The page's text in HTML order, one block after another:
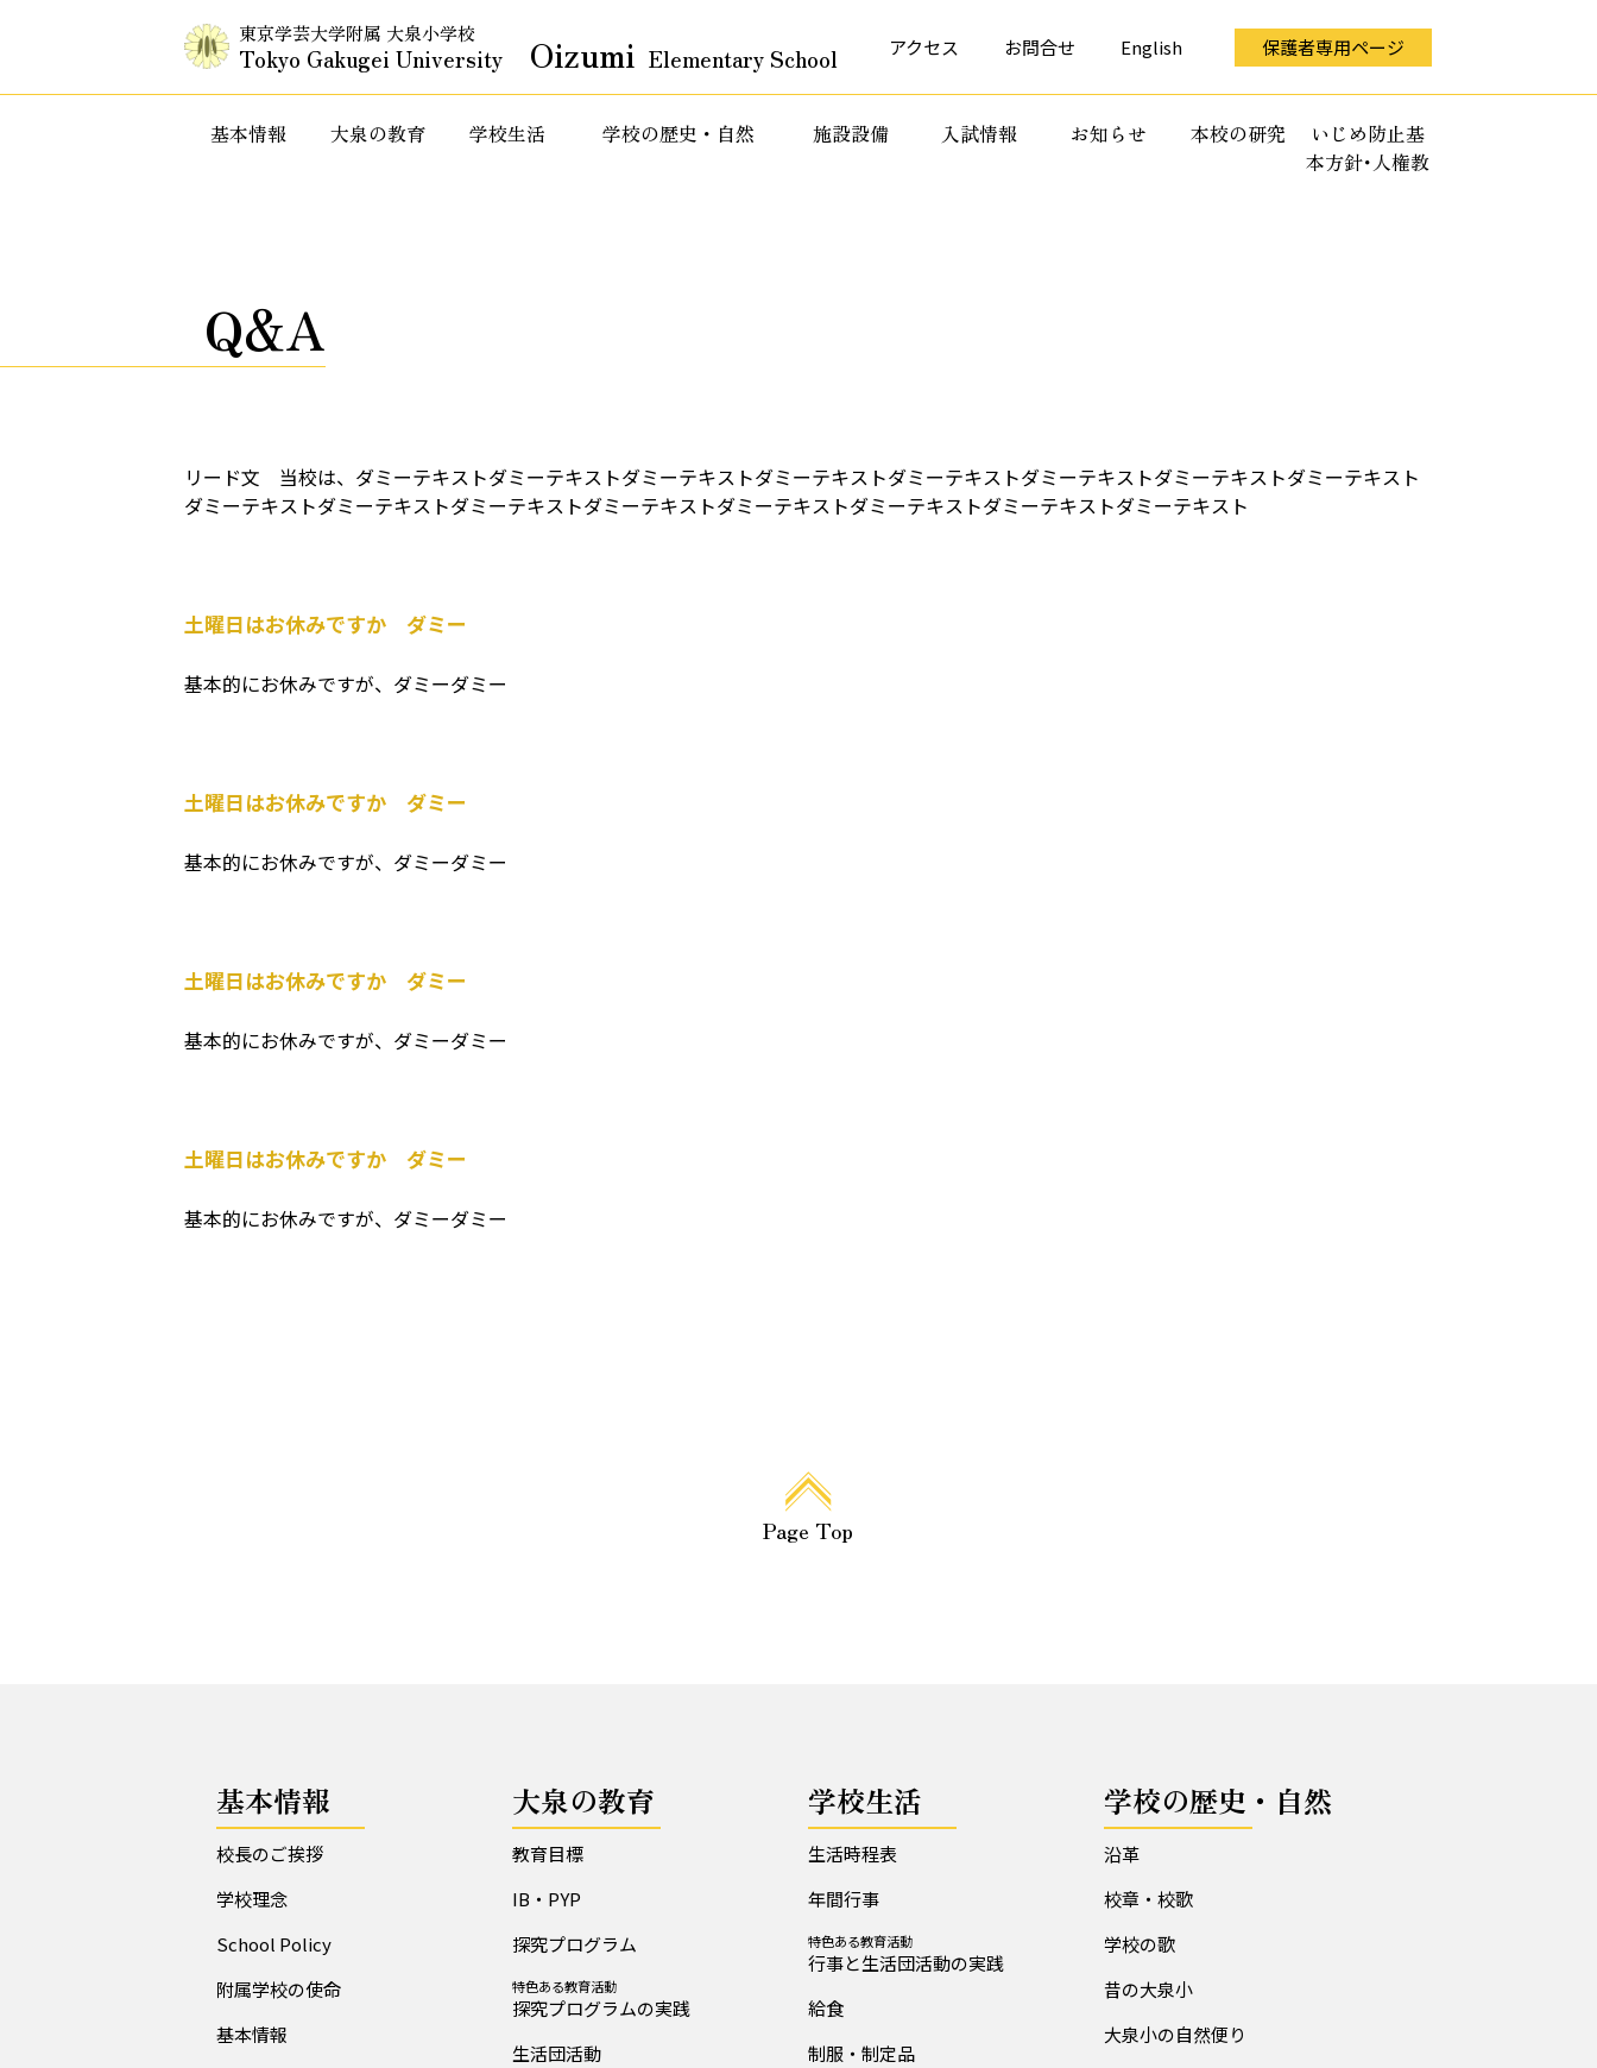
東京学芸大学附属 大泉小学校
Tokyo Gakugei University Oizumi Elementary School アクセス お問合せ English 保護者専用ページ
基本情報 大泉の教育 学校生活 学校の歴史・自然 施設設備 入試情報 お知らせ 本校の研究
いじめ防止基
本方針･人権教
Q&A
リード文 当校は、ダミーテキストダミーテキストダミーテキストダミーテキストダミーテキストダミーテキストダミーテキストダミーテキスト
ダミーテキストダミーテキストダミーテキストダミーテキストダミーテキストダミーテキストダミーテキストダミーテキスト
土曜日はお休みですか ダミー
基本的にお休みですが、ダミーダミー
土曜日はお休みですか ダミー
基本的にお休みですが、ダミーダミー
土曜日はお休みですか ダミー
基本的にお休みですが、ダミーダミー
土曜日はお休みですか ダミー
基本的にお休みですが、ダミーダミー
Page Top
基本情報
校長のご挨拶
学校理念
School Policy
附属学校の使命
基本情報
大泉の教育
教育目標
IB・PYP
探究プログラム
特色ある教育活動
探究プログラムの実践
生活団活動
学校生活
生活時程表
年間行事
特色ある教育活動
行事と生活団活動の実践
給食
制服・制定品
学校の歴史・自然
沿革
校章・校歌
学校の歌
昔の大泉小
大泉小の自然便り